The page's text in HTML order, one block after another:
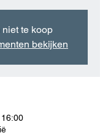
te koop
bekijken